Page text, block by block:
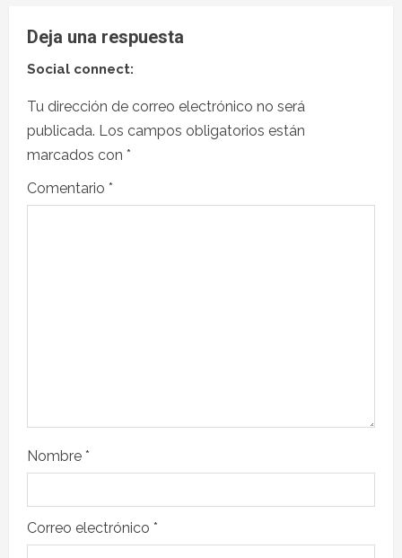
Deja una respuesta
Social connect:
Tu dirección de correo electrónico no será
publicada. Los campos obligatorios están
marcados con *
Comentario *
Nombre *
Correo electrónico *